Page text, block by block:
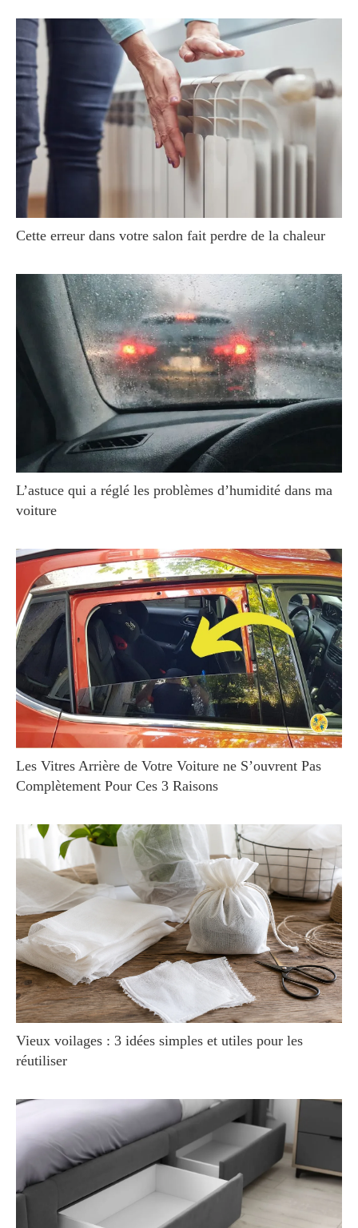
Cette erreur dans votre salon fait perdre de la chaleur
L’astuce qui a réglé les problèmes d’humidité dans ma
voiture
Les Vitres Arrière de Votre Voiture ne S’ouvrent Pas
Complètement Pour Ces 3 Raisons
Vieux voilages : 3 idées simples et utiles pour les
réutiliser